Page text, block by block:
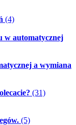
(4)
w automatycznej
a wymiana
(31)
(5)